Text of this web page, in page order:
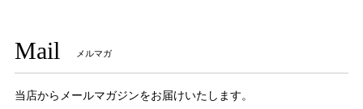
Mail メルマガ
当店からメールマガジンをお届けいたします。